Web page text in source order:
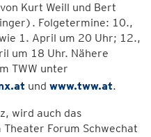
Kurt Weill und Bert
Folgetermine: 10.,
1. April um 20 Uhr; 12.,
um 18 Uhr. Nähere
TWW unter
und www.tww.at.
wird auch das
Forum Schwechat